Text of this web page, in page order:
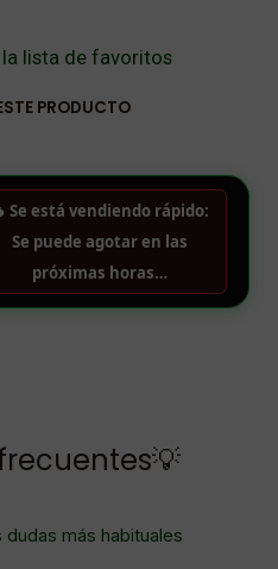
lista de favoritos
PRODUCTO
dudas más habituales